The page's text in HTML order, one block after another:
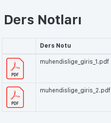
Ders Notları
Ders Notu
muhendislige_giris_1.pdf
muhendislige_giris_2.pdf